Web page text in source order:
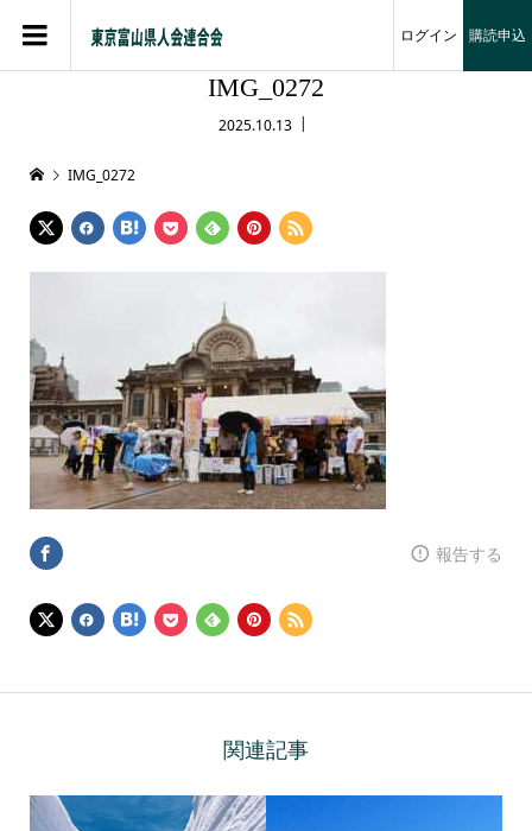
ログイン 購読申込
IMG_0272
2025.10.13
IMG_0272
報告する
関連記事